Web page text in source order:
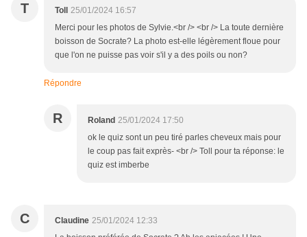
T Toll
25/01/2024 16:57
Merci pour les photos de Sylvie.<br /> <br /> La toute dernière
boisson de Socrate? La photo est-elle légèrement floue pour
que l'on ne puisse pas voir s'il y a des poils ou non?
Répondre
R Roland 25/01/2024 17:50
ok le quiz sont un peu tiré parles cheveux mais pour
le coup pas fait exprès- <br /> Toll pour ta réponse: le
quiz est imberbe
C Claudine 25/01/2024 12:33